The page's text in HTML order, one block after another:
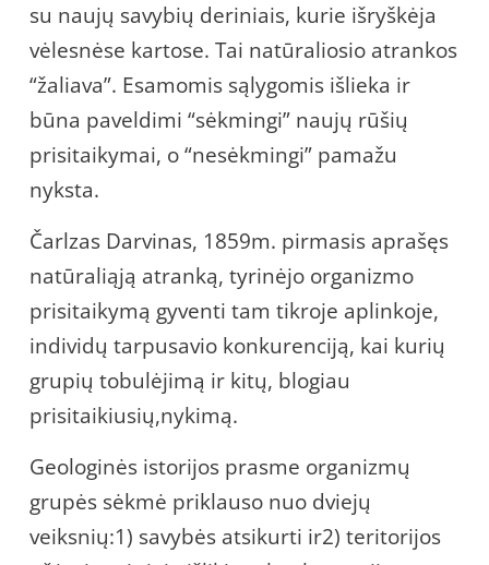
su naujų savybių deriniais, kurie išryškėja
vėlesnėse kartose. Tai natūraliosio atrankos
“žaliava”. Esamomis sąlygomis išlieka ir
būna paveldimi “sėkmingi” naujų rūšių
prisitaikymai, o “nesėkmingi” pamažu
nyksta.
Čarlzas Darvinas, 1859m. pirmasis aprašęs
natūraliąją atranką, tyrinėjo organizmo
prisitaikymą gyventi tam tikroje aplinkoje,
individų tarpusavio konkurenciją, kai kurių
grupių tobulėjimą ir kitų, blogiau
prisitaikiusių,nykimą.
Geologinės istorijos prasme organizmų
grupės sėkmė priklauso nuo dviejų
veiksnių:1) savybės atsikurti ir2) teritorijos